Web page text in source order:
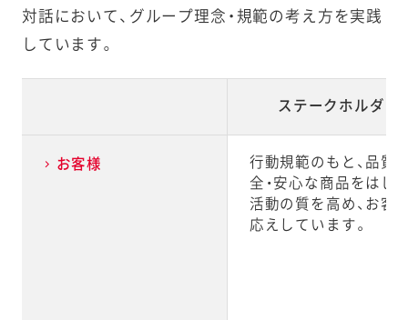
対話において、グループ理念・規範の考え方を実践
しています。
ステークホルダー
お客様
行動規範のもと、品質
全・安心な商品をはじ
活動の質を高め、お客
応えしています。